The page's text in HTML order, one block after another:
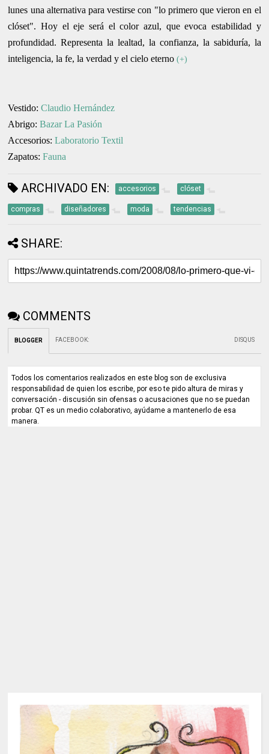
lunes una alternativa para vestirse con "lo primero que vieron en el
clóset". Hoy el eje será el color azul, que evoca estabilidad y
profundidad. Representa la lealtad, la confianza, la sabiduría, la
inteligencia, la fe, la verdad y el cielo eterno(+)
Vestido:Claudio Hernández
Abrigo:Bazar La Pasión
Accesorios:Laboratorio Textil
Zapatos:Fauna
ARCHIVADO EN: accesorios clóset
compras diseñadores moda tendencias
SHARE:
COMMENTS
BLOGGER FACEBOOK: DISQUS
Todos los comentarios realizados en este blog son de exclusiva
responsabilidad de quien los escribe, por eso te pido altura de miras y
conversación - discusión sin ofensas o acusaciones que no se puedan
probar. QT es un medio colaborativo, ayúdame a mantenerlo de esa
manera.